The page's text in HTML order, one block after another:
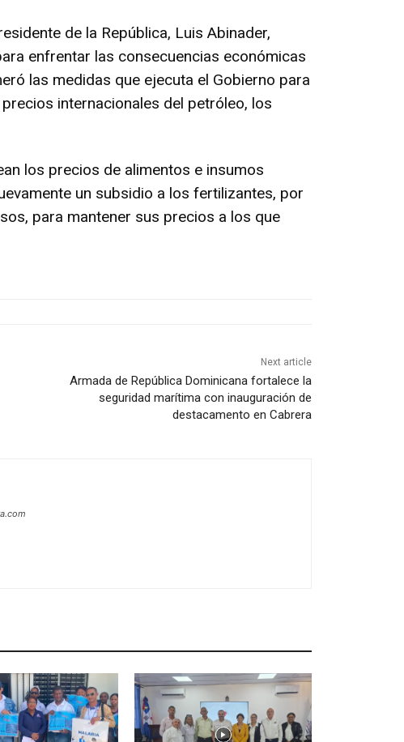
de la República, Luis Abinader,
enfrentar las consecuencias económicas
las medidas que ejecuta el Gobierno para
internacionales del petróleo, los
los precios de alimentos e insumos
un subsidio a los fertilizantes, por
para mantener sus precios a los que
Next article
Armada de República Dominicana fortalece la
seguridad marítima con inauguración de
destacamento en Cabrera